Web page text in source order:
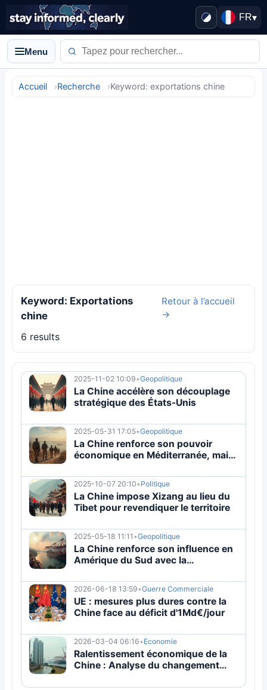
FR▾
Menu
Accueil Recherche Keyword: exportations chine
Keyword: Exportations
chine
Retour à l’accueil
→
6 results
2025-11-02 10:09•Geopolitique
La Chine accélère son découplage
stratégique des États-Unis
2025-05-31 17:05•Geopolitique
La Chine renforce son pouvoir
économique en Méditerranée, mais
2025-10-07 20:10• Politique
La Chine impose Xizang au lieu du
Tibet pour revendiquer le territoire
2025-05-18 11:11 •Geopolitique
La Chine renforce son influence en
Amérique du Sud avec la
2026-06-18 13:59•Guerre Commerciale
UE : mesures plus dures contre la
Chine face au déficit d'1Md€/jour
2026-03-04 06:16• Economie
Ralentissement économique de la
Chine : Analyse du changement